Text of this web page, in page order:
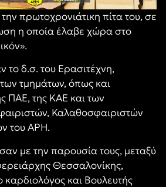
πρωτοχρονιάτικη πίτα του, σε
η οποία έλαβε χώρα στο
δ.σ. του Ερασιτέχνη,
τμημάτων, όπως και
ΠΑΕ, της ΚΑΕ και των
Καλαθοσφαιριστών
του ΑΡΗ.
με την παρουσία τους, μεταξύ
Θεσσαλονίκης,
καρδιολόγος και Βουλευτής